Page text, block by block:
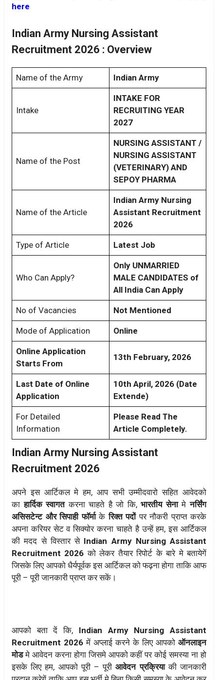
here
Indian Army Nursing Assistant
Recruitment 2026 : Overview
Name of the Army Indian Army
Intake
INTAKE FOR
RECRUITING YEAR
2027
Name of the Post
NURSING ASSISTANT /
NURSING ASSISTANT
(VETERINARY) AND
SEPOY PHARMA
Name of the Article
Indian Army Nursing
Assistant Recruitment
2026
Type of Article Latest Job
Who Can Apply?
Only UNMARRIED
MALE CANDIDATES of
All India Can Apply
No of Vacancies Not Mentioned
Mode of Application Online
Online Application
Starts From
13th February, 2026
Last Date of Online
Application
10th April, 2026 (Date
Extende)
For Detailed
Information
Please Read The
Article Completely.
Indian Army Nursing Assistant
Recruitment 2026
अपने इस आर्टिकल मे हम, आप सभी उम्मीदवारो सहित आवेदको
काहार्दिक स्वागतकरना चाहते है जो कि,भारतीय सेनामेनर्सिंग
असिसटेन्ट और सिपाही फॉर्माकेरिक्त पदोंपर नौकरी प्राप्त करके
अपना करियर सेट व सिक्योर करना चाहते है उन्हें हम, इस आर्टिकल
की मदद से विस्तार से Indian Army Nursing Assistant
Recruitment 2026 को लेकर तैयार रिपोर्ट के बारे मे बतायेगें
जिसके लिए आपको धैर्यपूर्वक इस आर्टिकल को फढ़ना होगा ताकि आफ
पूरी – पूरी जानकारी प्राप्त कर सकें।
आपको बता दें कि, Indian Army Nursing Assistant
Recruitment 2026 में अप्लाई करने के लिए आपको ऑनलाइन
मोडमे आवेदन करना होगा जिसमे आपको कहीं पर कोई समस्या ना हो
इसके लिए हम, आपको पूरी – पूरी आवेदन प्रक्रियाकी जानकारी